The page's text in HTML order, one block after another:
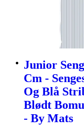
Junior
Cm -
Og Blå
Blødt
- By Mats